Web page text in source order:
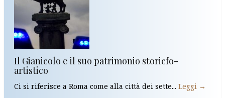
Il Gianicolo e il suo patrimonio storicfo-
artistico
Ci si riferisce a Roma come alla città dei sette... Leggi →